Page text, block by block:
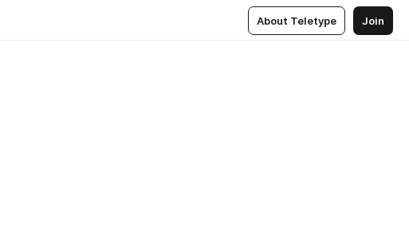
About Teletype Join